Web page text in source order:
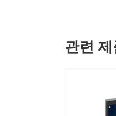
관련